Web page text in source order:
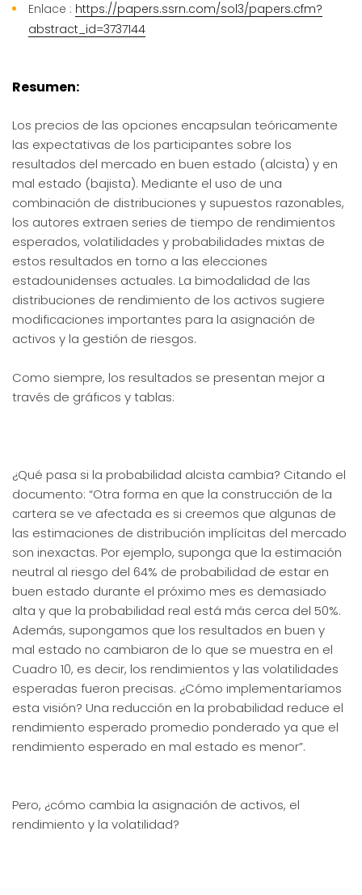
Enlace : https://papers.ssrn.com/sol3/papers.cfm?
abstract_id=3737144
Resumen:
Los precios de las opciones encapsulan teóricamente
las expectativas de los participantes sobre los
resultados del mercado en buen estado (alcista) y en
mal estado (bajista). Mediante el uso de una
combinación de distribuciones y supuestos razonables,
los autores extraen series de tiempo de rendimientos
esperados, volatilidades y probabilidades mixtas de
estos resultados en torno a las elecciones
estadounidenses actuales. La bimodalidad de las
distribuciones de rendimiento de los activos sugiere
modificaciones importantes para la asignación de
activos y la gestión de riesgos.
Como siempre, los resultados se presentan mejor a
través de gráficos y tablas:
¿Qué pasa si la probabilidad alcista cambia? Citando el
documento: “Otra forma en que la construcción de la
cartera se ve afectada es si creemos que algunas de
las estimaciones de distribución implícitas del mercado
son inexactas. Por ejemplo, suponga que la estimación
neutral al riesgo del 64% de probabilidad de estar en
buen estado durante el próximo mes es demasiado
alta y que la probabilidad real está más cerca del 50%.
Además, supongamos que los resultados en buen y
mal estado no cambiaron de lo que se muestra en el
Cuadro 10, es decir, los rendimientos y las volatilidades
esperadas fueron precisas. ¿Cómo implementaríamos
esta visión? Una reducción en la probabilidad reduce el
rendimiento esperado promedio ponderado ya que el
rendimiento esperado en mal estado es menor”.
Pero, ¿cómo cambia la asignación de activos, el
rendimiento y la volatilidad?